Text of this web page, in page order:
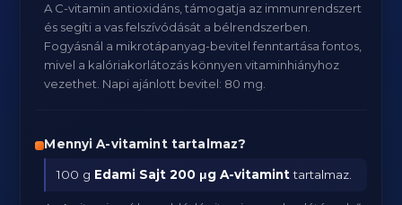
A C-vitamin antioxidáns, támogatja az immunrendszert
és segíti a vas felszívódását a bélrendszerben.
Fogyásnál a mikrotápanyag-bevitel fenntartása fontos,
mivel a kalóriakorlátozás könnyen vitaminhiányhoz
vezethet. Napi ajánlott bevitel: 80 mg.
Mennyi A-vitamint tartalmaz?
100 g Edami Sajt 200 μg A-vitaminttartalmaz.